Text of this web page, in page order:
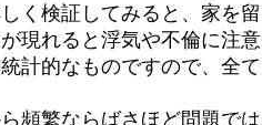
く検証してみると、家を留
現れると浮気や不倫に注意
計的なものですので、全て
頻繁ならばさほど問題では